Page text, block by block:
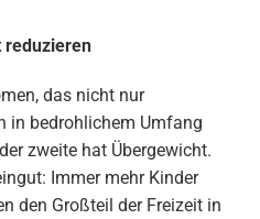
reduzieren
das nicht nur
in bedrohlichem Umfang
zweite hat Übergewicht.
Immer mehr Kinder
den Großteil der Freizeit in